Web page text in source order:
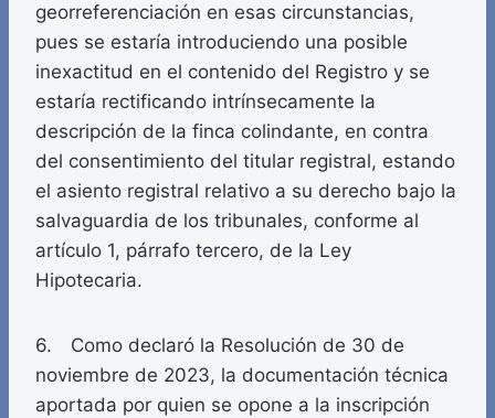
georreferenciación en esas circunstancias,
pues se estaría introduciendo una posible
inexactitud en el contenido del Registro y se
estaría rectificando intrínsecamente la
descripción de la finca colindante, en contra
del consentimiento del titular registral, estando
el asiento registral relativo a su derecho bajo la
salvaguardia de los tribunales, conforme al
artículo 1, párrafo tercero, de la Ley
Hipotecaria.
6. Como declaró la Resolución de 30 de
noviembre de 2023, la documentación técnica
aportada por quien se opone a la inscripción